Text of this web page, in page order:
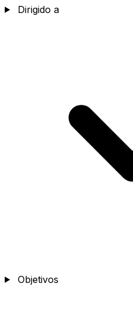
Dirigido a
Objetivos